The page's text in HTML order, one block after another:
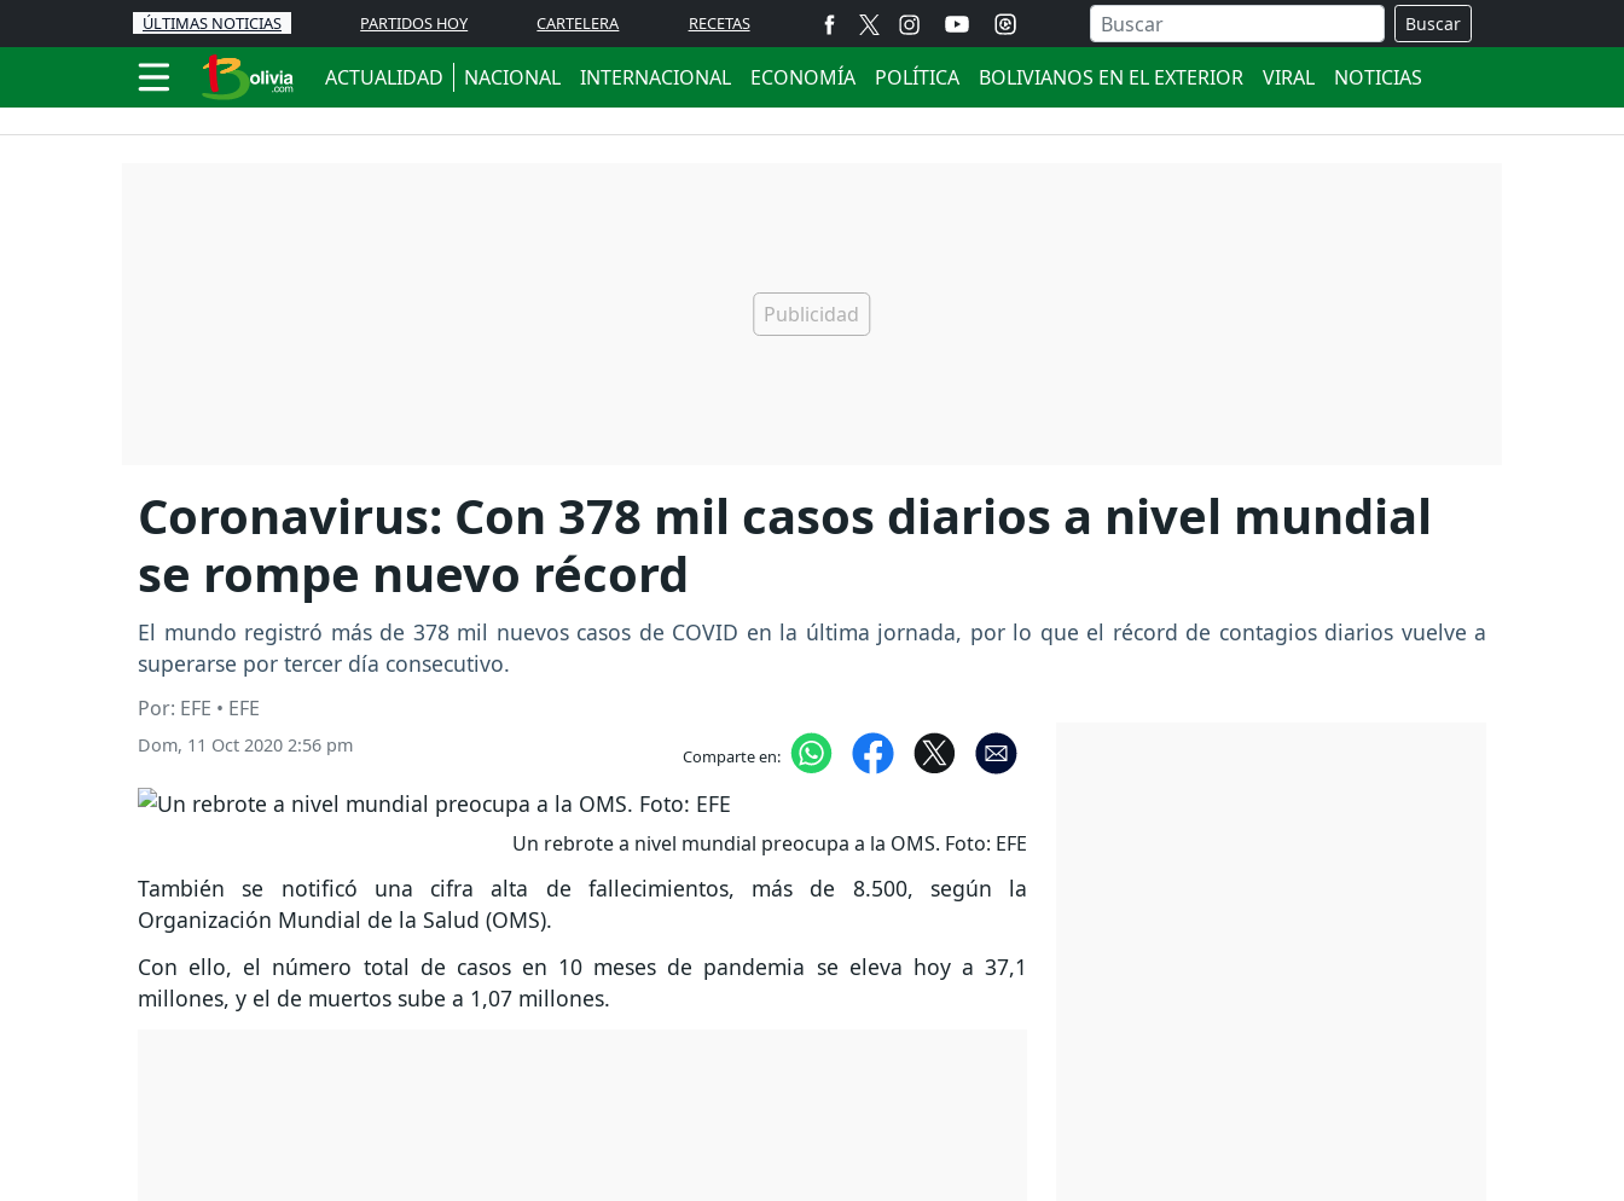
ÚLTIMAS NOTICIAS PARTIDOS HOY CARTELERA RECETAS Buscar
ACTUALIDAD NACIONAL INTERNACIONAL ECONOMÍA POLÍTICA BOLIVIANOS EN EL EXTERIOR VIRAL NOTICIAS
Coronavirus: Con 378 mil casos diarios a nivel mundial
se rompe nuevo récord
El mundo registró más de 378 mil nuevos casos de COVID en la última jornada, por lo que el récord de contagios diarios vuelve a
superarse por tercer día consecutivo.
Por: EFE • EFE
Dom, 11 Oct 2020 2:56 pm Comparte en:
Un rebrote a nivel mundial preocupa a la OMS. Foto: EFE
También se notificó una cifra alta de fallecimientos, más de 8.500, según la
Organización Mundial de la Salud (OMS).
Con ello, el número total de casos en 10 meses de pandemia se eleva hoy a 37,1
millones, y el de muertos sube a 1,07 millones.